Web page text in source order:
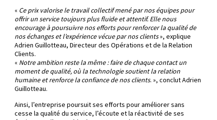
« Ce prix valorise le travail collectif mené par nos équipes pour
offrir un service toujours plus fluide et attentif. Elle nous
encourage à poursuivre nos efforts pour renforcer la qualité de
nos échanges et l’expérience vécue par nos clients», explique
Adrien Guillotteau, Directeur des Opérations et de la Relation
Clients.
« Notre ambition reste la même : faire de chaque contact un
moment de qualité, où la technologie soutient la relation
humaine et renforce la confiance de nos clients. », conclut Adrien
Guillotteau.
Ainsi, l’entreprise poursuit ses efforts pour améliorer sans
cesse la qualité du service, l’écoute et la réactivité de ses